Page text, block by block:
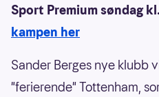
Sport Premium søndag
kampen her
Sander Berges nye klubb
"ferierende" Tottenham,